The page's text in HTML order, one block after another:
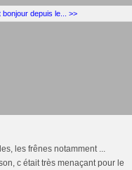
bonjour depuis le... >>
les frênes notamment ...
c était très menaçant pour le